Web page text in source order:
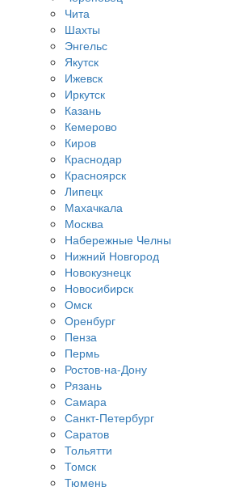
Чита
Шахты
Энгельс
Якутск
Ижевск
Иркутск
Казань
Кемерово
Киров
Краснодар
Красноярск
Липецк
Махачкала
Москва
Набережные Челны
Нижний Новгород
Новокузнецк
Новосибирск
Омск
Оренбург
Пенза
Пермь
Ростов-на-Дону
Рязань
Самара
Санкт-Петербург
Саратов
Тольятти
Томск
Тюмень